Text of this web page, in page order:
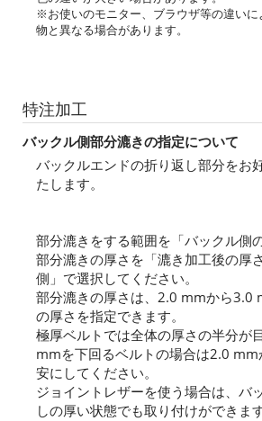
※お使いのモニター、ブラウザ等の違い
物と異なる場合があります。
特注加工
バックル側部分漉きの指定について
バックルエンドの折り返し部分をお
たします。
部分漉きをする範囲を「バックル側
部分漉きの厚さを「漉き加工後の厚
側」で選択してください。
部分漉きの厚さは、2.0 mmから3.0
の厚さを指定できます。
極厚ベルトでは全体の厚さの半分が
mmを下回るベルトの場合は2.0
安にしてください。
ジョイントレザーを使う場合は、バ
しの厚い状態でも取り付けができます